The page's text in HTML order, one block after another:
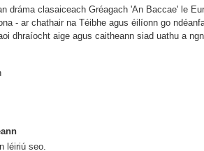
dráma clasaiceach Gréagach 'An Baccae' le
- ar chathair na Téibhe agus éilíonn go
dhraíocht aige agus caitheann siad uathu a
léiriú seo.